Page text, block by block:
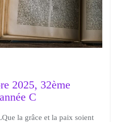
2025, 32ème
C
la grâce et la paix soient